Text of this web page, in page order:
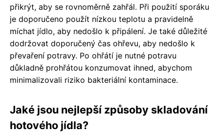
přikrýt, aby se rovnoměrně zahřál. Při použití sporáku
je doporučeno použít nízkou teplotu a pravidelně
míchat jídlo, aby nedošlo k připálení. Je také důležité
dodržovat doporučený čas ohřevu, aby nedošlo k
převaření potravy. Po ohřátí je nutné potravu
důkladně prohřátou konzumovat ihned, abychom
minimalizovali riziko bakteriální kontaminace.
Jaké jsou nejlepší způsoby skladování
hotového jídla?